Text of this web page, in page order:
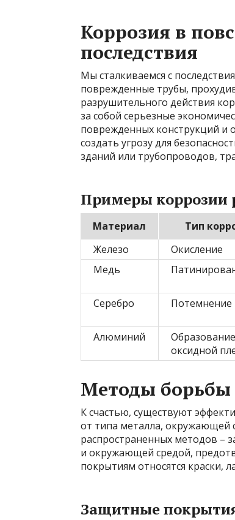
Коррозия в
последствия
Мы сталкиваемся с
поврежденные трубы,
разрушительного действия
за собой серьезные
поврежденных конструкций и
создать угрозу для
зданий или трубопроводов,
Примеры коррозии
Материал Тип
Железо
Окисление
Медь
Серебро
Потемнение
Алюминий
Образование
оксидной
Методы борьбы
К счастью, существуют
от типа металла, окружающей
распространенных методов –
и окружающей средой,
покрытиям относятся краски,
Защитные